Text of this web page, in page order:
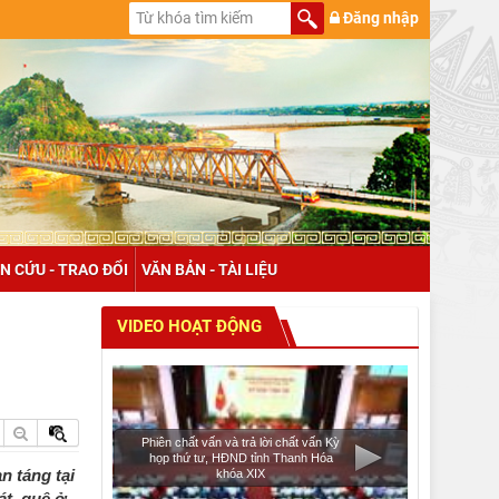
Đăng nhập
CỨU - TRAO ĐỔI VĂN BẢN - TÀI LIỆU
táng tại
VIDEO HOẠT ĐỘNG
Phiên chất vấn và trả lời chất vấn Kỳ
họp thứ tư, HĐND tỉnh Thanh Hóa
khóa XIX